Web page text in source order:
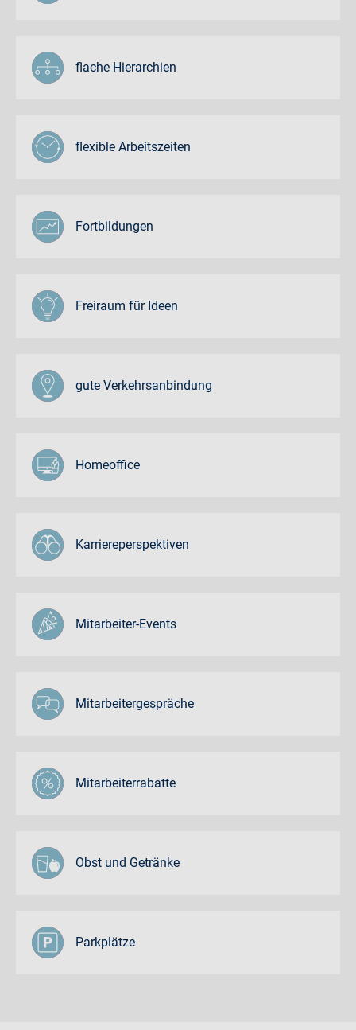
flache Hierarchien
flexible Arbeitszeiten
Fortbildungen
Freiraum für Ideen
gute Verkehrsanbindung
Homeoffice
Karriereperspektiven
Mitarbeiter-Events
Mitarbeitergespräche
Mitarbeiterrabatte
Obst und Getränke
Parkplätze